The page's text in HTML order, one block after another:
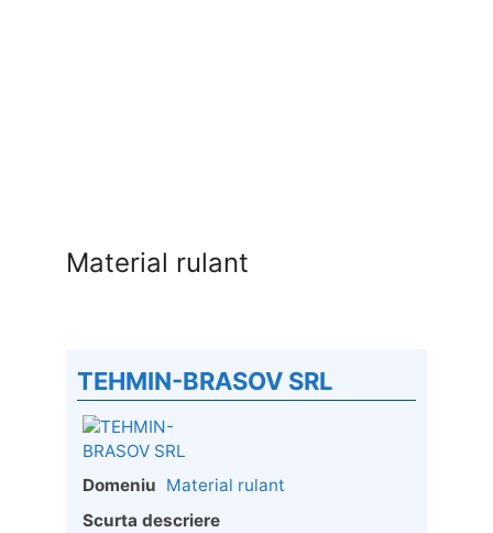
Material rulant
TEHMIN-BRASOV SRL
Domeniu Material rulant
Scurta descriere